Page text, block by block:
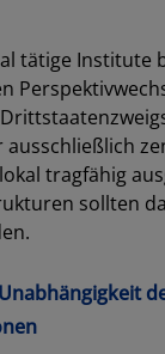
tätige Institute
ausschließlich
tragfähig
sollten